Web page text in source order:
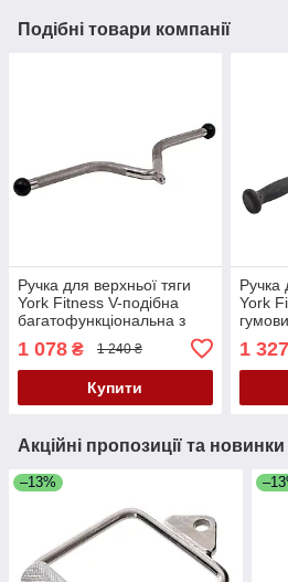
Подібні товари компанії
Ручка для верхньої тяги
York Fitness V-подібна
багатофункціональна з
гумовими наконечниками,
хром
1 078 ₴ 1 240 ₴
Купити
Ручка
York
1 327
Акційні пропозиції та новинки
–13%